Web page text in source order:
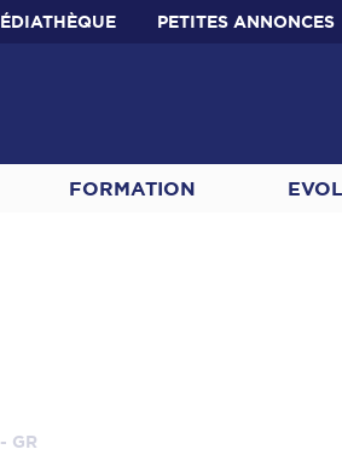
PETITES ANNONCES
FORMATION
GR